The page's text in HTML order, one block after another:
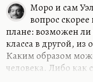
Моро и сам
вопрос
плане: возможен ли
класса в другой, из
Каким образом
человека. Либо как